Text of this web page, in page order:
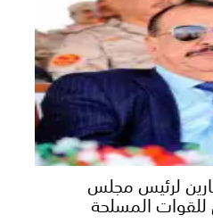
لرئيس مجلس
للقوات المسلحة